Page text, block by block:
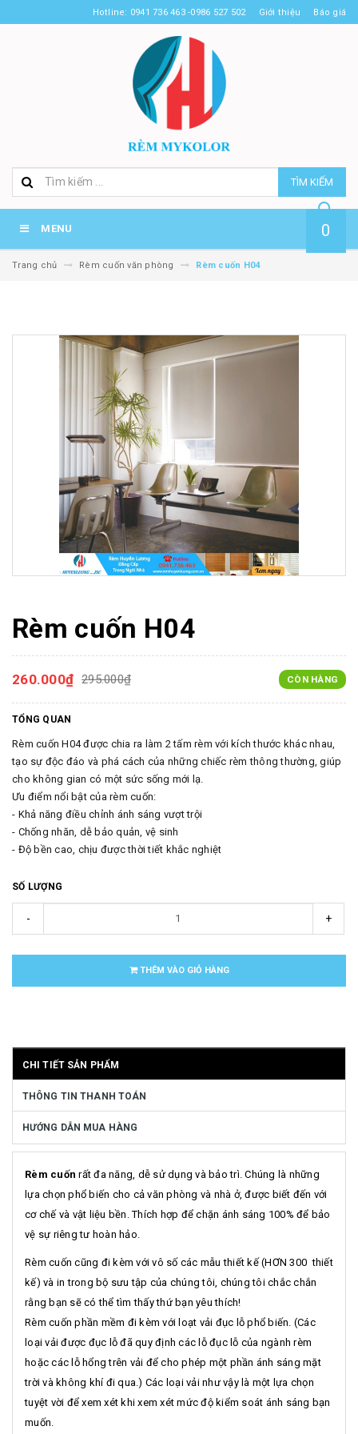
Hotline: 0941 736 463 -0986 527 502 Giới thiệu Báo giá
TÌM KIẾM
MENU 0
Trang chủ Rèm cuốn văn phòng Rèm cuốn H04
Rèm cuốn H04
260.000₫ 295.000₫ CÒN HÀNG
TỔNG QUAN
Rèm cuốn H04 được chia ra làm 2 tấm rèm với kích thước khác nhau,
tạo sự độc đáo và phá cách của những chiếc rèm thông thường, giúp
cho không gian có một sức sống mới lạ.
Ưu điểm nổi bật của rèm cuốn:
- Khả năng điều chỉnh ánh sáng vượt trội
- Chống nhăn, dễ bảo quản, vệ sinh
- Độ bền cao, chịu được thời tiết khắc nghiệt
SỐ LƯỢNG
- +
THÊM VÀO GIỎ HÀNG
CHI TIẾT SẢN PHẨM
THÔNG TIN THANH TOÁN
HƯỚNG DẪN MUA HÀNG
Rèm cuốn rất đa năng, dễ sử dụng và bảo trì. Chúng là những
lựa chọn phổ biến cho cả văn phòng và nhà ở, được biết đến với
cơ chế và vật liệu bền. Thích hợp để chặn ánh sáng 100% để bảo
vệ sự riêng tư hoàn hảo.
Rèm cuốn cũng đi kèm với vô số các mẫu thiết kế (HƠN 300 thiết
kế) và in trong bộ sưu tập của chúng tôi, chúng tôi chắc chắn
rằng bạn sẽ có thể tìm thấy thứ bạn yêu thích!
Rèm cuốn phần mềm đi kèm với loạt vải đục lỗ phổ biến. (Các
loại vải được đục lỗ đã quy định các lỗ đục lỗ của ngành rèm
hoặc các lỗ hổng trên vải để cho phép một phần ánh sáng mặt
trời và không khí đi qua.) Các loại vải như vậy là một lựa chọn
tuyệt vời để xem xét khi xem xét mức độ kiểm soát ánh sáng bạn
muốn.